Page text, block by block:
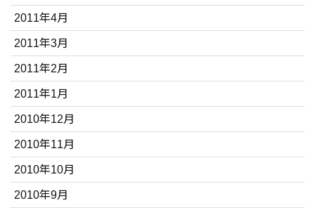
2011年4月
2011年3月
2011年2月
2011年1月
2010年12月
2010年11月
2010年10月
2010年9月